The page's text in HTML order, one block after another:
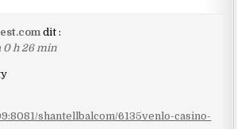
dit :
0 h 26 min
shantellbalcom/6135venlo-casino-